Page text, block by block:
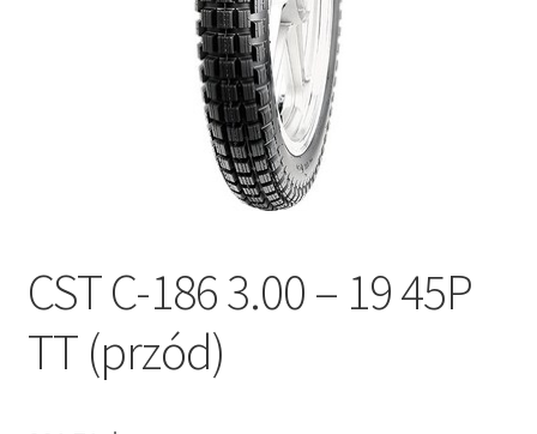
CST C-186 3.00 – 19 45P
TT (przód)